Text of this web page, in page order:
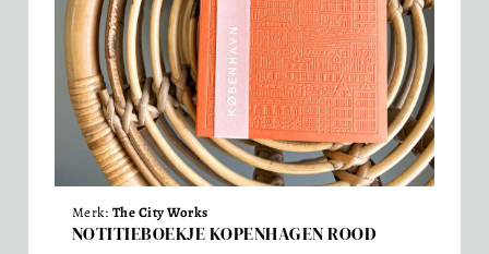
Merk: The City Works
NOTITIEBOEKJE KOPENHAGEN ROOD